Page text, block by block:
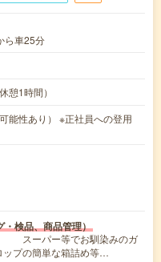
ら車25分
1時間）
能性あり） ※正社員への登用
・検品、商品管理）
スーパー等でお馴染みのガ
ップの簡単な箱詰め等…